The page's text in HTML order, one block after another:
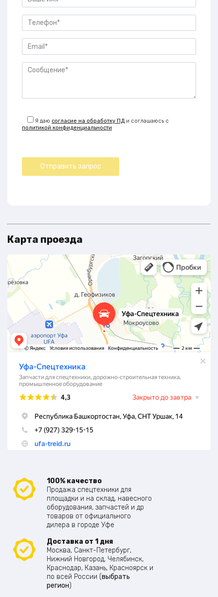
Я даюсогласие на обработку ПД и соглашаюсь с
политикой конфиденциальности
Карта проезда
100% качество
Продажа спецтехники для
площадки и на склад, навесного
оборудования, запчастей и др
товаров от официального
дилера в городе Уфе
Доставка от 1 дня
Москва, Санкт-Петербург,
Нижний Новгород, Челябинск,
Краснодар, Казань, Красноярск и
по всей России (выбрать
регион)